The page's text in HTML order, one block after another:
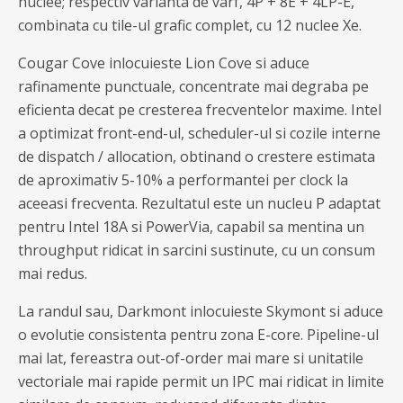
combinata cu tile-ul grafic complet, cu 12 nuclee Xe.
Cougar Cove inlocuieste Lion Cove si aduce
rafinamente punctuale, concentrate mai degraba pe
eficienta decat pe cresterea frecventelor maxime. Intel
a optimizat front-end-ul, scheduler-ul si cozile interne
de dispatch / allocation, obtinand o crestere estimata
de aproximativ 5-10% a performantei per clock la
aceeasi frecventa. Rezultatul este un nucleu P adaptat
pentru Intel 18A si PowerVia, capabil sa mentina un
throughput ridicat in sarcini sustinute, cu un consum
mai redus.
La randul sau, Darkmont inlocuieste Skymont si aduce
o evolutie consistenta pentru zona E-core. Pipeline-ul
mai lat, fereastra out-of-order mai mare si unitatile
vectoriale mai rapide permit un IPC mai ridicat in limite